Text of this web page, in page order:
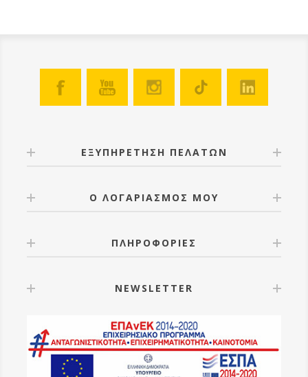
ΕΞΥΠΗΡΕΤΗΣΗ ΠΕΛΑΤΩΝ
Ο ΛΟΓΑΡΙΑΣΜΟΣ ΜΟΥ
ΠΛΗΡΟΦΟΡΙΕΣ
NEWSLETTER